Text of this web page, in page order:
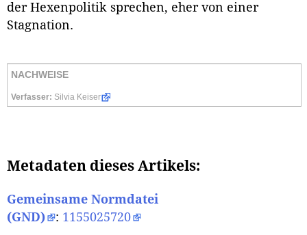
der Hexenpolitik sprechen, eher von einer
Stagnation.
NACHWEISE
Verfasser: Silvia Keiser
Metadaten dieses Artikels:
Gemeinsame Normdatei
(GND)
: 1155025720